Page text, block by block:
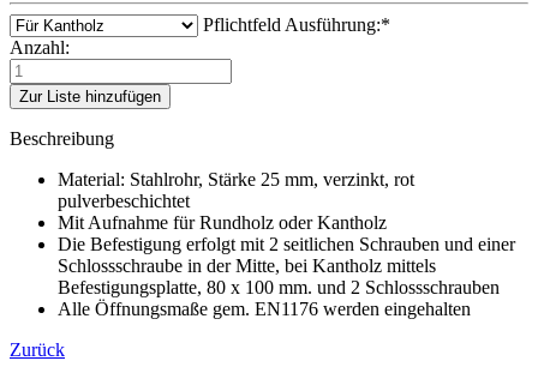
Pflichtfeld Ausführung:*
Anzahl:
Zur Liste hinzufügen
Beschreibung
Material: Stahlrohr, Stärke 25 mm, verzinkt, rot
pulverbeschichtet
Mit Aufnahme für Rundholz oder Kantholz
Die Befestigung erfolgt mit 2 seitlichen Schrauben und einer
Schlossschraube in der Mitte, bei Kantholz mittels
Befestigungsplatte, 80 x 100 mm. und 2 Schlossschrauben
Alle Öffnungsmaße gem. EN1176 werden eingehalten
Zurück